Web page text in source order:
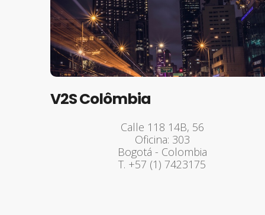
V2S Colômbia
Calle 118 14B, 56
Oficina: 303
Bogotá - Colombia
T. +57 (1) 7423175